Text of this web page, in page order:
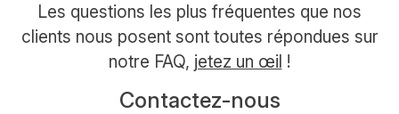
Les questions les plus fréquentes que nos
clients nous posent sont toutes répondues sur
notre FAQ, jetez un œil !
Contactez-nous